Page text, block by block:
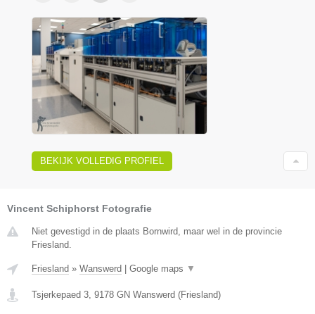
BEKIJK VOLLEDIG PROFIEL
Vincent Schiphorst Fotografie
Niet gevestigd in de plaats Bornwird, maar wel in de provincie
Friesland.
Friesland » Wanswerd | Google maps ▼
Tsjerkepaed 3 9178 GN Wanswerd (Friesland)